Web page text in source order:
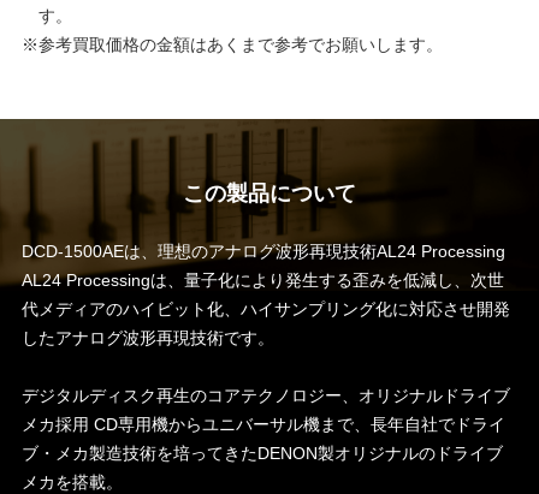
す。
※参考買取価格の金額はあくまで参考でお願いします。
この製品について
DCD-1500AEは、理想のアナログ波形再現技術AL24 Processing
AL24 Processingは、量子化により発生する歪みを低減し、次世
代メディアのハイビット化、ハイサンプリング化に対応させ開発
したアナログ波形再現技術です。
デジタルディスク再生のコアテクノロジー、オリジナルドライブ
メカ採用 CD専用機からユニバーサル機まで、長年自社でドライ
ブ・メカ製造技術を培ってきたDENON製オリジナルのドライブ
メカを搭載。